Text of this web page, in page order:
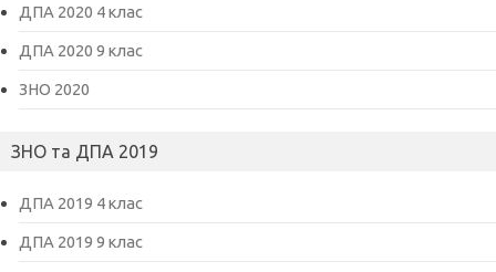
ДПА 2020 4 клас
ДПА 2020 9 клас
ЗНО 2020
ЗНО та ДПА 2019
ДПА 2019 4 клас
ДПА 2019 9 клас